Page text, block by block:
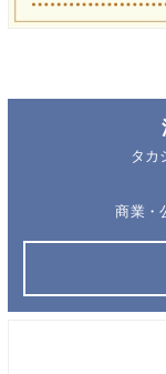
タカ
商業・